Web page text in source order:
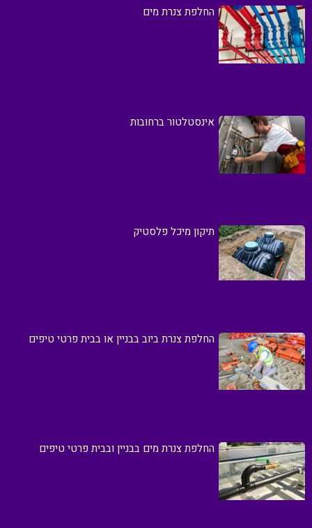
החלפת צנרת מים
אינסטלטור ברחובות
תיקון מיכל פלסטיק
החלפת צנרת ביוב בבניין או בבית פרטי טיפים
החלפת צנרת מים בבניין ובבית פרטי טיפים